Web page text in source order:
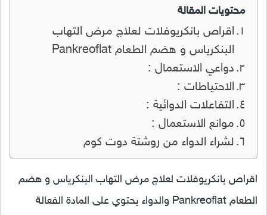
محتويات المقالة
اقراص بانكريوفلات لعلاج مرض التهاب
البنكرياس و هضم الطعام Pankreoflat
دواعي الاستعمال :
الاحتياطات :
التفاعلات الدوائية :
موانع الاستعمال :
لشراء الدواء من روشتة دوت كوم
اقراص بانكريوفلات لعلاج مرض التهاب البنكرياس و هضم
الطعام Pankreoflat والدواء يحتوي على المادة الفعالة